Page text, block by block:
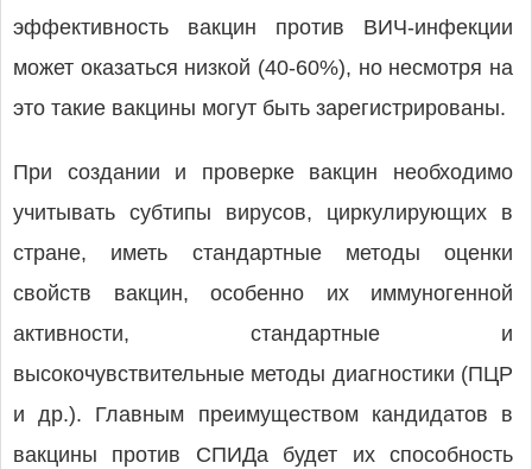
эффективность вакцин против ВИЧ-инфекции
может оказаться низкой (40-60%), но несмотря на
это такие вакцины могут быть зарегистрированы.
При создании и проверке вакцин необходимо
учитывать субтипы вирусов, циркулирующих в
стране, иметь стандартные методы оценки
свойств вакцин, особенно их иммуногенной
активности, стандартные и
высокочувствительные методы диагностики (ПЦР
и др.). Главным преимуществом кандидатов в
вакцины против СПИДа будет их способность